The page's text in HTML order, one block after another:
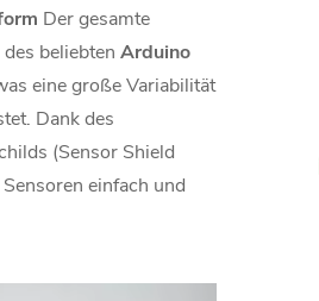
Der gesamte
beliebten Arduino
eine große Variabilität
Dank des
(Sensor Shield
einfach und